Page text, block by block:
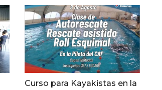
Curso para Kayakistas en la